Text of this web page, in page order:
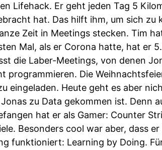
Lifehack. Er geht jeden Tag 5
hat. Das hilft ihm, um sich zu
Zeit in Meetings stecken. Tim
Mal, als er Corona hatte, hat er
die Laber-Meetings, von denen
programmieren. Die
eingeladen. Heute geht es aber
zu Data gekommen ist. Denn
hat er als Gamer: Counter
Besonders cool war aber, dass
funktioniert: Learning by Doing.